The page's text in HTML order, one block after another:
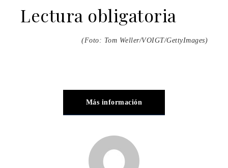
Lectura obligatoria
(Foto: Tom Weller/VOIGT/GettyImages)
Más información